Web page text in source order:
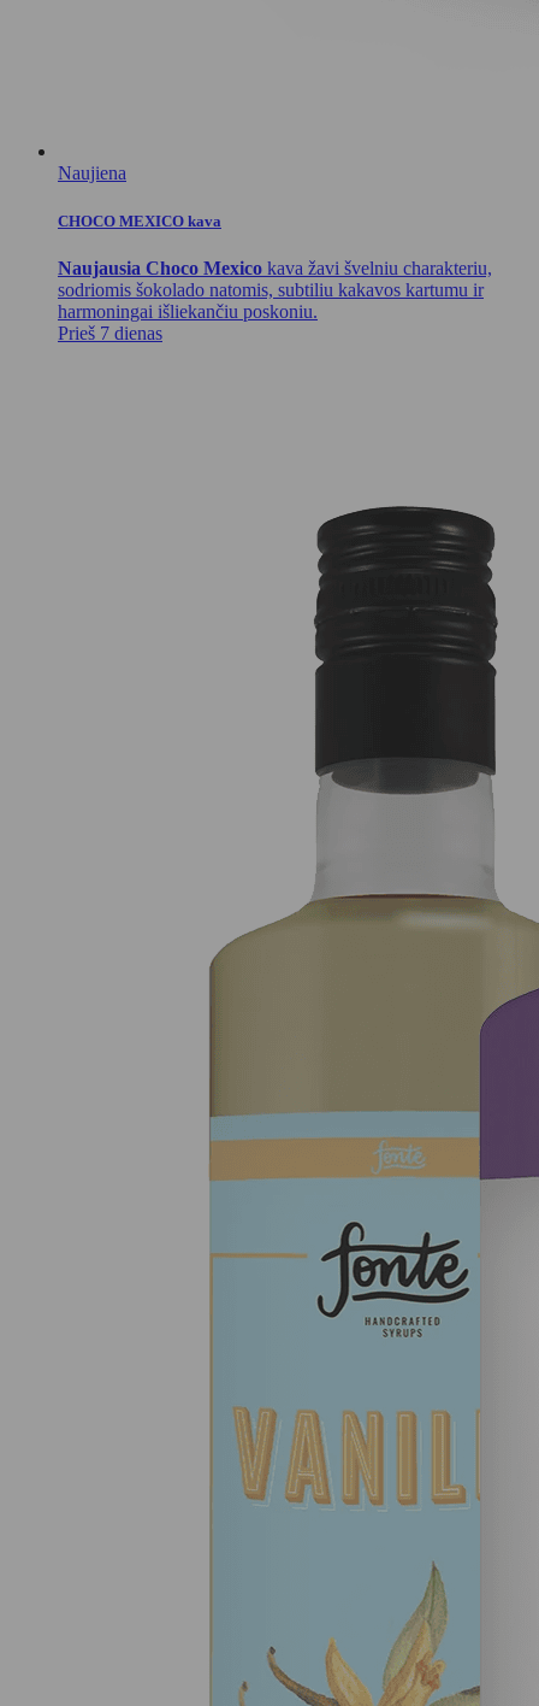
Naujiena
CHOCO MEXICO kava
Naujausia Choco Mexico kava žavi švelniu charakteriu,
sodriomis šokolado natomis, subtiliu kakavos kartumu ir
harmoningai išliekančiu poskoniu.
Prieš 7 dienas